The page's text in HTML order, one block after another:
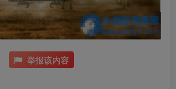
举报该内容